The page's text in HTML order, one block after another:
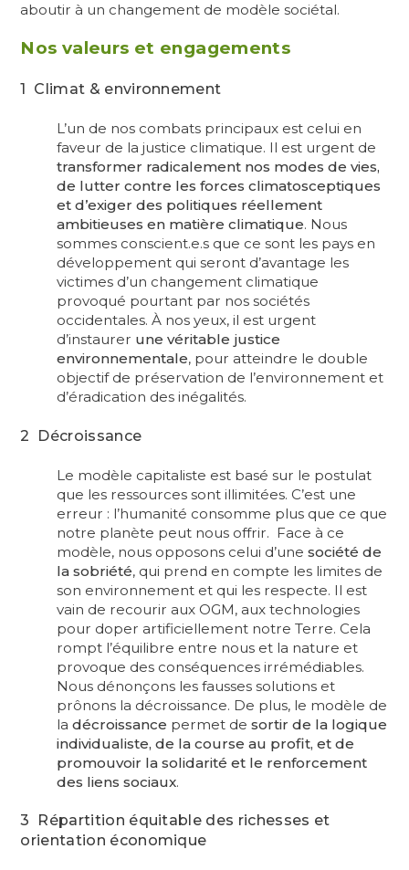
aboutir à un changement de modèle sociétal.
Nos valeurs et engagements
1 Climat & environnement
L’un de nos combats principaux est celui en
faveur de la justice climatique. Il est urgent de
transformer radicalement nos modes de vies,
de lutter contre les forces climatosceptiques
et d’exiger des politiques réellement
ambitieuses en matière climatique. Nous
sommes conscient.e.s que ce sont les pays en
développement qui seront d’avantage les
victimes d’un changement climatique
provoqué pourtant par nos sociétés
occidentales. À nos yeux, il est urgent
d’instaurer une véritable justice
environnementale, pour atteindre le double
objectif de préservation de l’environnement et
d’éradication des inégalités.
2 Décroissance
Le modèle capitaliste est basé sur le postulat
que les ressources sont illimitées. C’est une
erreur : l’humanité consomme plus que ce que
notre planète peut nous offrir. Face à ce
modèle, nous opposons celui d’unesociété de
la sobriété, qui prend en compte les limites de
son environnement et qui les respecte. Il est
vain de recourir aux OGM, aux technologies
pour doper artificiellement notre Terre. Cela
rompt l’équilibre entre nous et la nature et
provoque des conséquences irrémédiables.
Nous dénonçons les fausses solutions et
prônons la décroissance. De plus, le modèle de
ladécroissance permet desortir de la logique
individualiste, de la course au profit, et de
promouvoir la solidarité et le renforcement
des liens sociaux.
3 Répartition équitable des richesses et
orientation économique